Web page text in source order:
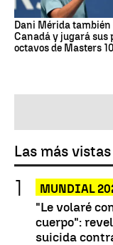
Dani Mérida también
Canadá y jugará sus
octavos de Masters
Las más vistas
MUNDIAL
"Le volaré
cuerpo":
suicida